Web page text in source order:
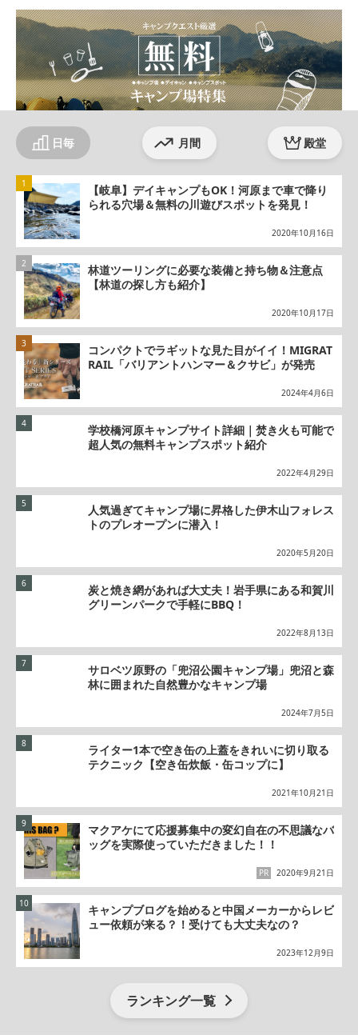
日毎 月間 殿堂
【岐阜】デイキャンプもOK！河原まで車で降り
られる穴場＆無料の川遊びスポットを発見！
2020年10月16日
林道ツーリングに必要な装備と持ち物＆注意点
【林道の探し方も紹介】
2020年10月17日
コンパクトでラギットな見た目がイイ！MIGRAT
RAIL「バリアントハンマー＆クサビ」が発売
2024年4月6日
学校橋河原キャンプサイト詳細｜焚き火も可能で
超人気の無料キャンプスポット紹介
2022年4月29日
人気過ぎてキャンプ場に昇格した伊木山フォレス
トのプレオープンに潜入！
2020年5月20日
炭と焼き網があれば大丈夫！岩手県にある和賀川
グリーンパークで手軽にBBQ！
2022年8月13日
サロベツ原野の「兜沼公園キャンプ場」兜沼と森
林に囲まれた自然豊かなキャンプ場
2024年7月5日
ライター1本で空き缶の上蓋をきれいに切り取る
テクニック【空き缶炊飯・缶コップに】
2021年10月21日
マクアケにて応援募集中の変幻自在の不思議なバ
ッグを実際使っていただきました！！
2020年9月21日
PR
キャンプブログを始めると中国メーカーからレビ
ュー依頼が来る？！受けても大丈夫なの？
2023年12月9日
ランキング一覧